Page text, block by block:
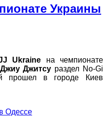
Украины
Ukraine на чемпионате
Джитсу раздел No-Gi
прошел в городе Киев